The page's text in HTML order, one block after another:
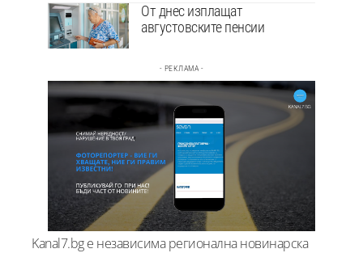
От днес изплащат
августовските пенсии
- РЕКЛАМА -
Kanal7.bg е независима регионална новинарска